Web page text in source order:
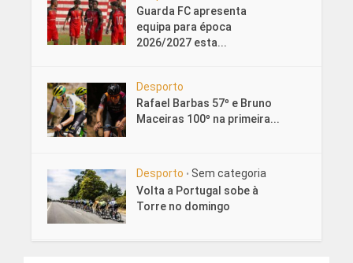
Guarda FC apresenta
equipa para época
2026/2027 esta...
Desporto
Rafael Barbas 57º e Bruno
Maceiras 100º na primeira...
Desporto • Sem categoria
Volta a Portugal sobe à
Torre no domingo